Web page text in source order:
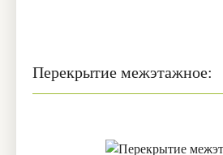
Перекрытие межэтажное: